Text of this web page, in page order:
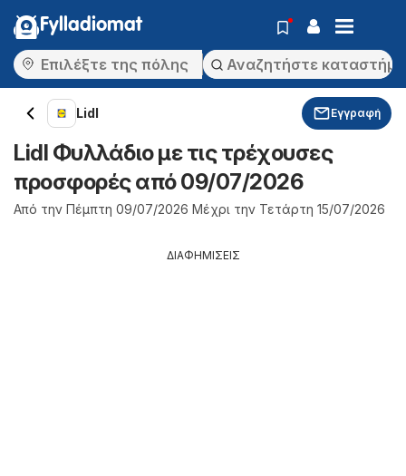
Fylladiomat
Lidl Εγγραφή
Lidl Φυλλάδιο με τις τρέχουσες
προσφορές από 09/07/2026
Από την Πέμπτη 09/07/2026 Μέχρι την Τετάρτη 15/07/2026
ΔΙΑΦΗΜΙΣΕΙΣ